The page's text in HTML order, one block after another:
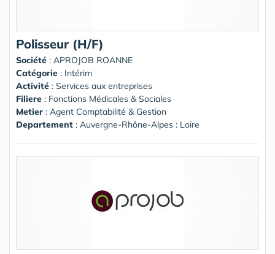
Polisseur (H/F)
Société : APROJOB ROANNE
Catégorie : Intérim
Activité : Services aux entreprises
Filiere : Fonctions Médicales & Sociales
Metier : Agent Comptabilité & Gestion
Departement : Auvergne-Rhône-Alpes : Loire